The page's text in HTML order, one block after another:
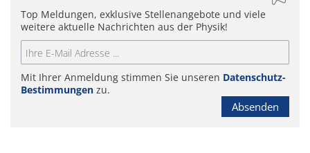
Top Meldungen, exklusive Stellenangebote und viele
weitere aktuelle Nachrichten aus der Physik!
Mit Ihrer Anmeldung stimmen Sie unseren Datenschutz-
Bestimmungen zu.
Absenden